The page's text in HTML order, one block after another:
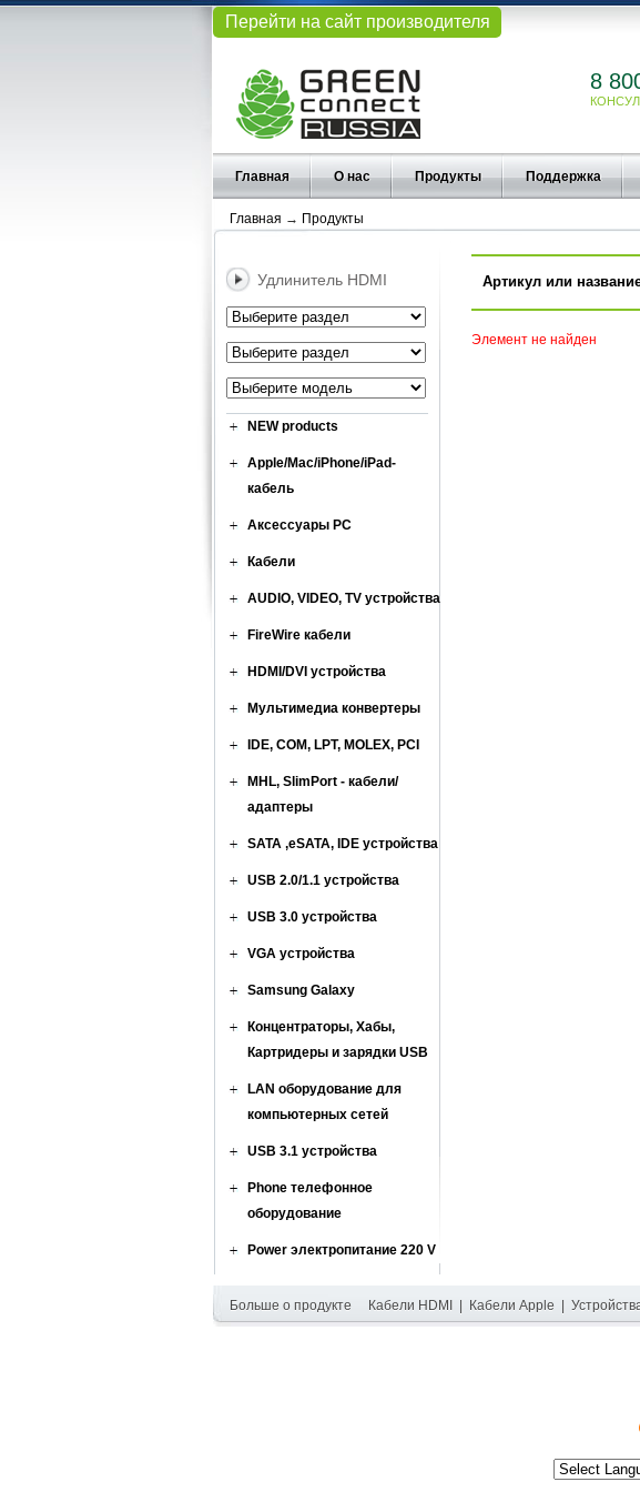
Перейти на сайт производителя
8
Главная О нас Продукты Поддержка
Главная → Продукты
Удлинитель HDMI
NEW products
Apple/Mac/iPhone/iPad-
кабель
Аксессуары PC
Кабели
AUDIO, VIDEO, TV устройства
FireWire кабели
HDMI/DVI устройства
Мультимедиа конвертеры
IDE, COM, LPT, MOLEX, PCI
MHL, SlimPort - кабели/
адаптеры
SATA ,eSATA, IDE устройства
USB 2.0/1.1 устройства
USB 3.0 устройства
VGA устройства
Samsung Galaxy
Концентраторы, Хабы,
Картридеры и зарядки USB
LAN оборудование для
компьютерных сетей
USB 3.1 устройства
Phone телефонное
оборудование
Power электропитание 220 V
Артикул или
Элемент не найден
Больше о продукте Кабели HDMI Кабели Apple